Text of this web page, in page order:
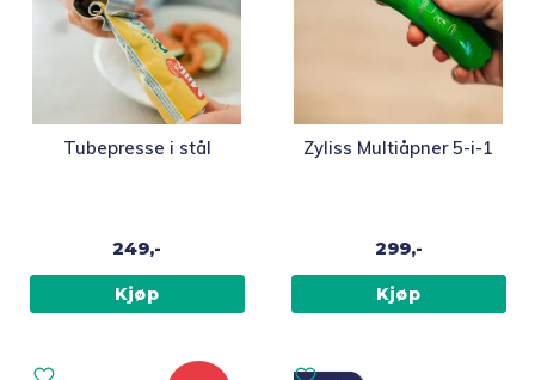
Tubepresse i stål
249,-
Kjøp
Zyliss Multiåpner 5-i-1
299,-
Kjøp